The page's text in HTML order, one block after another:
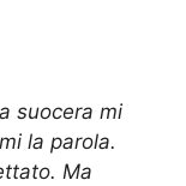
suocera mi
la parola.
Ma